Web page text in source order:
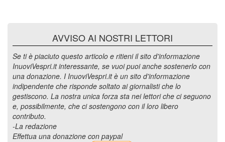
AVVISO AI NOSTRI LETTORI
Se ti è piaciuto questo articolo e ritieni il sito d'informazione
InuoviVespri.it interessante, se vuoi puoi anche sostenerlo con
una donazione. I InuoviVespri.it è un sito d'informazione
indipendente che risponde soltato ai giornalisti che lo
gestiscono. La nostra unica forza sta nei lettori che ci seguono
e, possibilmente, che ci sostengono con il loro libero
contributo.
-La redazione
Effettua una donazione con paypal